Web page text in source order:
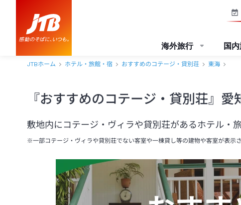
海外旅行 国
JTBホーム ホテル・旅館・宿 おすすめのコテージ・貸別荘 東海
『おすすめのコテージ・貸別荘』
敷地内にコテージ・ヴィラや貸別荘があるホテル・
※一部コテージ・ヴィラや貸別荘でない客室や一棟貸し等の建物や客室が表示